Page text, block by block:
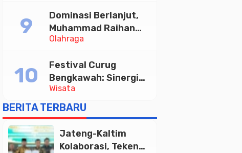
Tabungan Bima Bank
Jateng
Olahraga
Dominasi Berlanjut,
Muhammad Raihan
Fadila Sabet Emas
Taekwondo Indonesia
Open 2026
Wisata
Festival Curug
Bengkawah: Sinergi
Desa Sikasur dan
UGM dalam
Memajukan Wisata
serta UMKM Lokal
BERITA TERBARU
Jateng-Kaltim
Kolaborasi, Teken